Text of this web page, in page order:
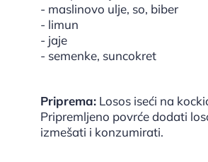
- maslinovo ulje, so, biber
- limun
- jaje
- semenke, suncokret
Priprema: Losos iseći na
Pripremljeno povrće dodati
izmešati i konzumirati.